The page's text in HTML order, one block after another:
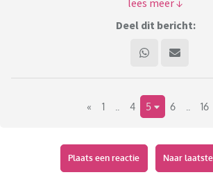
Een mooie foto van ons koningspaar en
Deel dit bericht:
« 1 4 5 6 16
Plaats een reactie Naar